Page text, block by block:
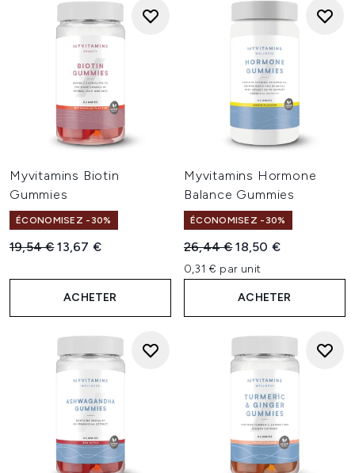
Myvitamins Biotin
Gummies
ÉCONOMISEZ -30%
Prix de vente :
19,54 €Prix ​​actuel :
13,67 €
ACHETER
Myvitamins Hormone
Balance Gummies
ÉCONOMISEZ -30%
Prix de vente :
26,44 €Prix ​​actuel :
18,50 €
0,31 € par unit
ACHETER